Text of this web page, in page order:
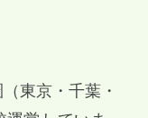
東京・千葉・